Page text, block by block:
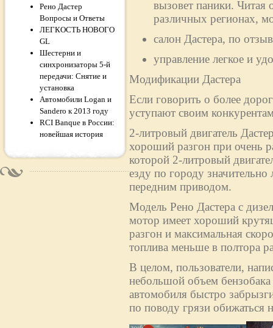
Рено Дастер
Вопросы и Ответы
ЛЕГКОСТЬ НОВОГО
GL
Шестерни и
синхронизаторы 5-й
передачи: Снятие и
установка
Автомобили Logan и
Sandero к 2013 году
RCI Banque в России:
новейшая история
вызовет паники. Читая
различных регионах,
салон Дастера, по
управление легкое и
Модификации Дастера
Если говорить о более
уступают своим
2-литровый двигатель
хороший разгон при очень
которой 2-литровый
езду по городу
передним приводом.
Модель Рено Дастера с
мотор имеет хороший
разгон и максимальная
топлива меньше в полтора
В целом, пользователи,
небольшой объем бензобака
автомобиля быстро
по поводу грязи обижаться